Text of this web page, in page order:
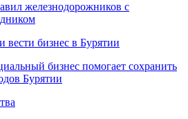
железнодорожников с
вести бизнес в Бурятии
бизнес помогает сохранить
Бурятии